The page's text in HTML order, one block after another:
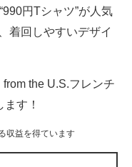
円Tシャツ”が人気
着回しやすいデザイ
the U.S.フレンチ
す！
収益を得ています